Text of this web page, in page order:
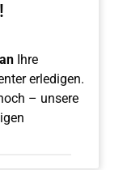
Ihre
erledigen.
– unsere